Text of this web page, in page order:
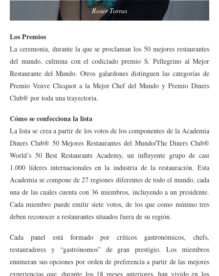
Roser Torras
Los Premios
La ceremonia, durante la que se proclaman los 50 mejores restaurantes
del mundo, culmina con el codiciado premio S. Pellegrino al Mejor
Restaurante del Mundo. Otros galardones distinguen las categorías de
Premio Veuve Clicquot a la Mejor Chef del Mundo y Premio Diners
Club® por toda una trayectoria.
Cómo se confecciona la lista
La lista se crea a partir de los votos de los componentes de la Academia
Diners Club® 50 Mejores Restaurantes del Mundo/The Diners Club®
World’s 50 Best Restaurants Academy, un influyente grupo de casi
1.000 líderes internacionales en la industria de la restauración. Esta
Academia se compone de 27 regiones diferentes de todo el mundo, cada
una de las cuales cuenta con 36 miembros, incluyendo a un presidente.
Cada miembro puede emitir siete votos, de los que como mínimo tres
deben reconocer a restaurantes situados fuera de su región.
Cada panel está formado por críticos gastronómicos, chefs,
restauradores y “gastrónomos” de gran prestigio. Los miembros
enumeran sus opciones por orden de preferencia a partir de las mejores
experiencias que, durante los 18 meses anteriores, han vivido en los